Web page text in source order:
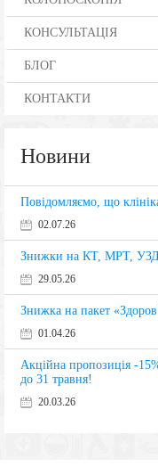
КОНСУЛЬТАЦІЯ
БЛОГ
КОНТАКТИ
Новини
Повідомляємо, що
02.07.26
Знижки на КТ, МРТ, УЗД
29.05.26
Знижка на пакет
01.04.26
Акційна пропозиція -
до 31 травня!
20.03.26